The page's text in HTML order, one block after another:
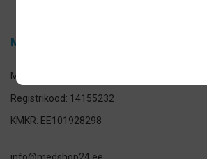
Medshop OÜ
Medshop OÜ
Registrikood: 14155232
KMKR: EE101928298
info@medshop24.ee